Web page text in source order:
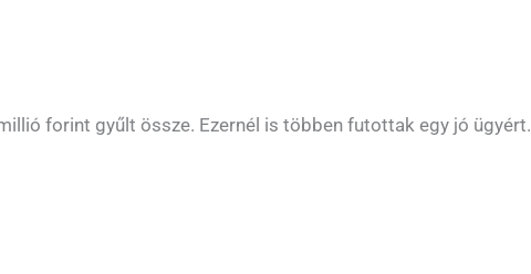
forint gyűlt össze. Ezernél is többen futottak egy jó ügyért.